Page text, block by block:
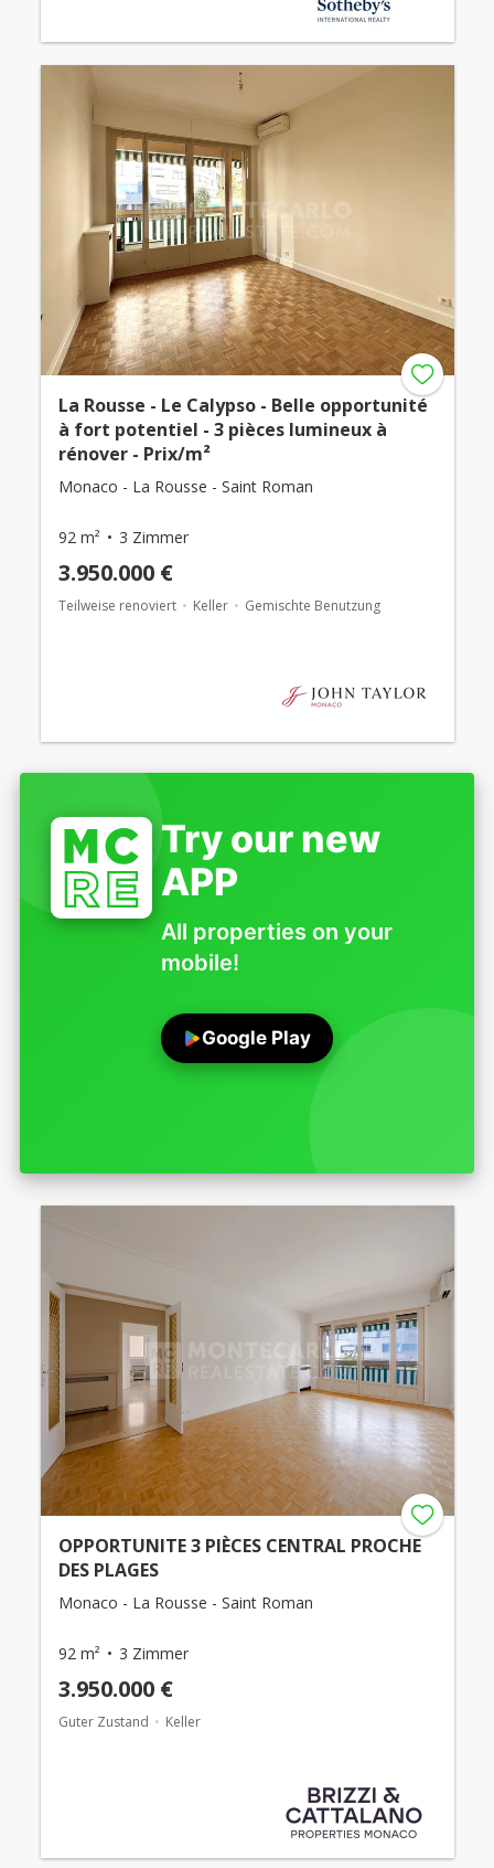
La Rousse - Le Calypso - Belle opportunité
à fort potentiel - 3 pièces lumineux à
rénover - Prix/m²
Monaco - La Rousse - Saint Roman
92 m² 3 Zimmer
3.950.000 €
Teilweise renoviert Keller Gemischte Benutzung
Try our new
APP
All properties on your
mobile!
Google Play
OPPORTUNITE 3 PIÈCES CENTRAL PROCHE
DES PLAGES
Monaco - La Rousse - Saint Roman
92 m² 3 Zimmer
3.950.000 €
Guter Zustand Keller